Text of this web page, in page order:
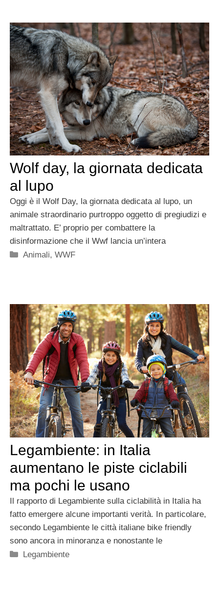
Wolf day, la giornata dedicata
al lupo
Oggi è il Wolf Day, la giornata dedicata al lupo, un
animale straordinario purtroppo oggetto di pregiudizi e
maltrattato. E’ proprio per combattere la
disinformazione che il Wwf lancia un’intera
Categorie
Animali,WWF
Legambiente: in Italia
aumentano le piste ciclabili
ma pochi le usano
Il rapporto di Legambiente sulla ciclabilità in Italia ha
fatto emergere alcune importanti verità. In particolare,
secondo Legambiente le città italiane bike friendly
sono ancora in minoranza e nonostante le
Categorie
Legambiente